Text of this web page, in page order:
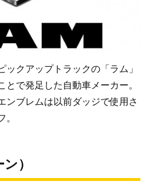
ックアップトラックの「ラム」
とで発足した自動車メーカー。
ンブレムは以前ダッジで使用さ
。
）